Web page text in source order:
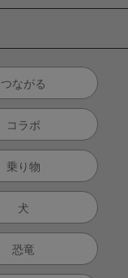
つながる
コラボ
乗り物
犬
恐竜